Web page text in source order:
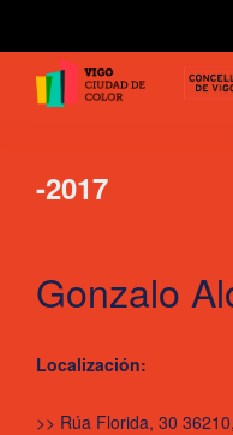
-2017
Gonzalo
Localización:
>> Rúa Florida, 30